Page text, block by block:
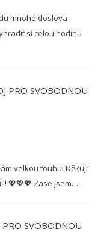
mnohé doslova
si celou hodinu
PRO SVOBODNOU
velkou touhu! Děkuji
💖💖💖 Zase jsem…
PRO SVOBODNOU